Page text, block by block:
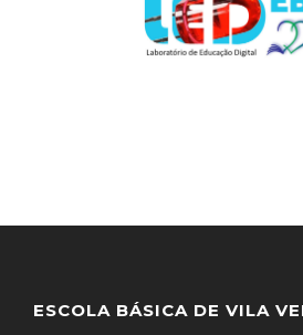
ESCOLA BÁSICA DE VILA